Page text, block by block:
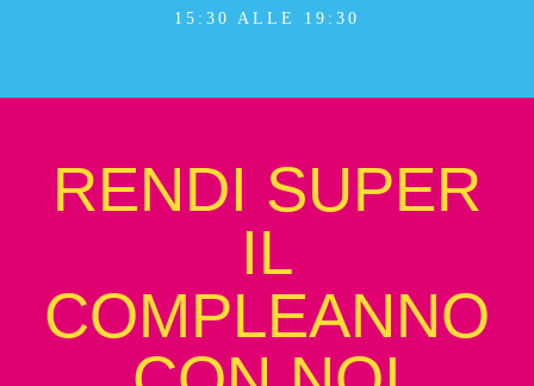
15:30 ALLE 19:30
RENDI SUPER
IL
COMPLEANNO